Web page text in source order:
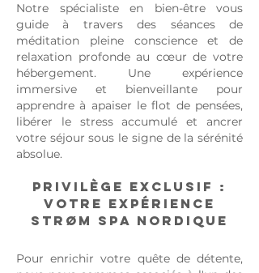
Notre spécialiste en bien-être vous
guide à travers des séances de
méditation pleine conscience et de
relaxation profonde au cœur de votre
hébergement. Une expérience
immersive et bienveillante pour
apprendre à apaiser le flot de pensées,
libérer le stress accumulé et ancrer
votre séjour sous le signe de la sérénité
absolue.
Privilège exclusif :
Votre expérience
Strøm Spa Nordique
Pour enrichir votre quête de détente,